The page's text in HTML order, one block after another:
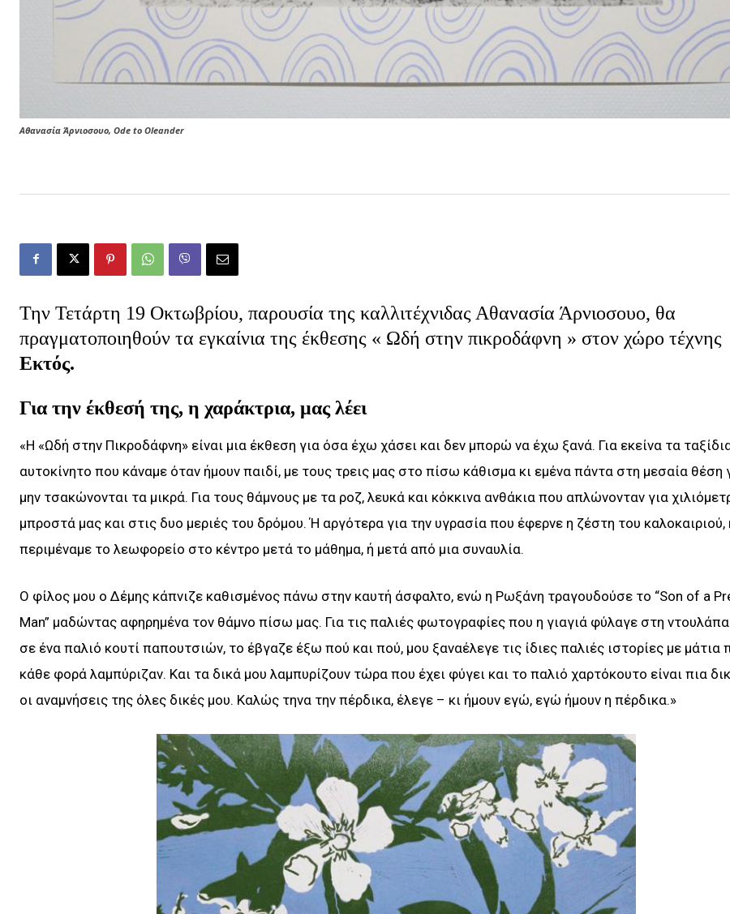
Αθανασία Άρνιοσουο, Ode to Oleander
Την Τετάρτη 19 Οκτωβρίου, παρουσία της καλλιτέχνιδας Αθανασία Άρνιοσουο, θα
πραγματοποιηθούν τα εγκαίνια της έκθεσης « Ωδή στην πικροδάφνη » στον χώρο τέχνης
Εκτός.
Για την έκθεσή της, η χαράκτρια, μας λέει
«Η «Ωδή στην Πικροδάφνη» είναι μια έκθεση για όσα έχω χάσει και δεν μπορώ να έχω ξανά. Για εκείνα τα
αυτοκίνητο που κάναμε όταν ήμουν παιδί, με τους τρεις μας στο πίσω κάθισμα κι εμένα πάντα στη μεσαία θέση
μην τσακώνονται τα μικρά. Για τους θάμνους με τα ροζ, λευκά και κόκκινα ανθάκια που απλώνονταν για
μπροστά μας και στις δυο μεριές του δρόμου. Ή αργότερα για την υγρασία που έφερνε η ζέστη του
περιμέναμε το λεωφορείο στο κέντρο μετά το μάθημα, ή μετά από μια συναυλία.
Ο φίλος μου ο Δέμης κάπνιζε καθισμένος πάνω στην καυτή άσφαλτο, ενώ η Ρωξάνη τραγουδούσε το “Son of a
Man” μαδώντας αφηρημένα τον θάμνο πίσω μας. Για τις παλιές φωτογραφίες που η γιαγιά φύλαγε στη
σε ένα παλιό κουτί παπουτσιών, το έβγαζε έξω πού και πού, μου ξαναέλεγε τις ίδιες παλιές ιστορίες με μάτια
κάθε φορά λαμπύριζαν. Και τα δικά μου λαμπυρίζουν τώρα που έχει φύγει και το παλιό χαρτόκουτο είναι πια
οι αναμνήσεις της όλες δικές μου. Καλώς τηνα την πέρδικα, έλεγε – κι ήμουν εγώ, εγώ ήμουν η πέρδικα.»